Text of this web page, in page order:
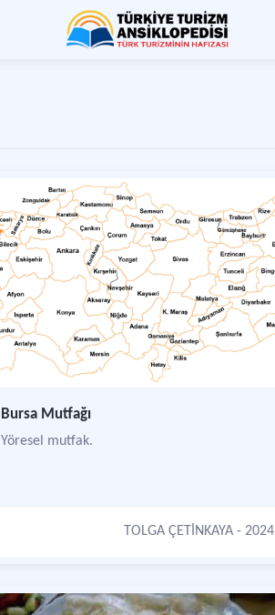
Bursa Mutfağı
Yöresel mutfak.
TOLGA ÇETİNKAYA - 2024